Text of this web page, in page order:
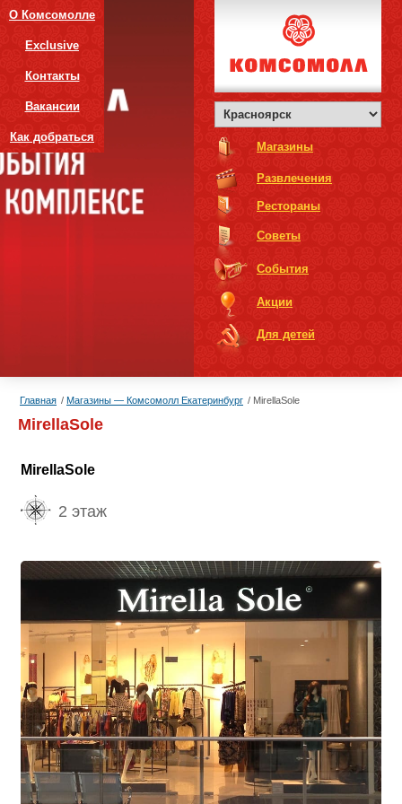
О Комсомолле
Exclusive
Контакты
Вакансии
Как добраться
Магазины
Развлечения
Рестораны
Советы
События
Акции
Для детей
Главная Магазины — Комсомолл Екатеринбург MirellaSole
MirellaSole
MirellaSole
2 этаж